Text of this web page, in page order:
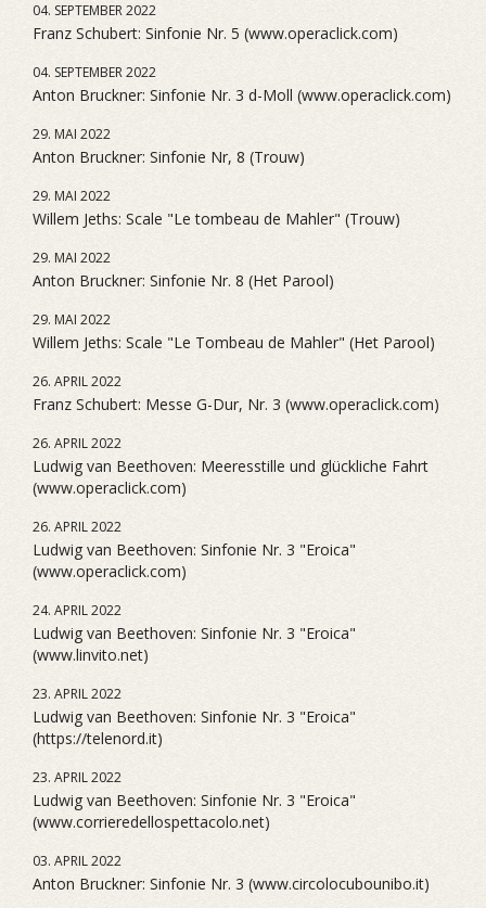
04. SEPTEMBER 2022
Franz Schubert: Sinfonie Nr. 5 (www.operaclick.com)
04. SEPTEMBER 2022
Anton Bruckner: Sinfonie Nr. 3 d-Moll (www.operaclick.com)
29. MAI 2022
Anton Bruckner: Sinfonie Nr, 8 (Trouw)
29. MAI 2022
Willem Jeths: Scale "Le tombeau de Mahler" (Trouw)
29. MAI 2022
Anton Bruckner: Sinfonie Nr. 8 (Het Parool)
29. MAI 2022
Willem Jeths: Scale "Le Tombeau de Mahler" (Het Parool)
26. APRIL 2022
Franz Schubert: Messe G-Dur, Nr. 3 (www.operaclick.com)
26. APRIL 2022
Ludwig van Beethoven: Meeresstille und glückliche Fahrt
(www.operaclick.com)
26. APRIL 2022
Ludwig van Beethoven: Sinfonie Nr. 3 "Eroica"
(www.operaclick.com)
24. APRIL 2022
Ludwig van Beethoven: Sinfonie Nr. 3 "Eroica"
(www.linvito.net)
23. APRIL 2022
Ludwig van Beethoven: Sinfonie Nr. 3 "Eroica"
(https://telenord.it)
23. APRIL 2022
Ludwig van Beethoven: Sinfonie Nr. 3 "Eroica"
(www.corrieredellospettacolo.net)
03. APRIL 2022
Anton Bruckner: Sinfonie Nr. 3 (www.circolocubounibo.it)